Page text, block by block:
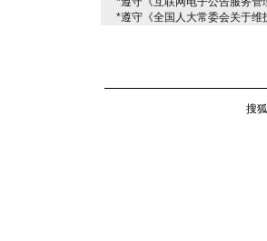
*遵守《全国人大常委会关于维
搜